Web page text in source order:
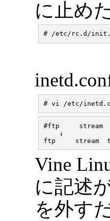
に止め
#ftp     stream
    ↓
Vine
に記述
を外す